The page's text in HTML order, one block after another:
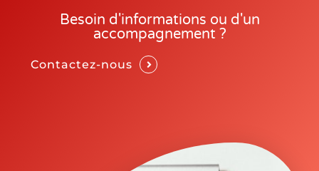
Besoin d'informations ou d'un
accompagnement ?
Contactez-nous